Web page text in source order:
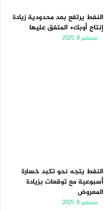
النفط يرتفع بعد محدودية زيادة
إنتاج أوبك+ المتفق عليها
سبتمبر 8, 2025
النفط يتجه نحو تكبد خسارة
أسبوعية مع توقعات بزيادة
المعروض
سبتمبر 6, 2025